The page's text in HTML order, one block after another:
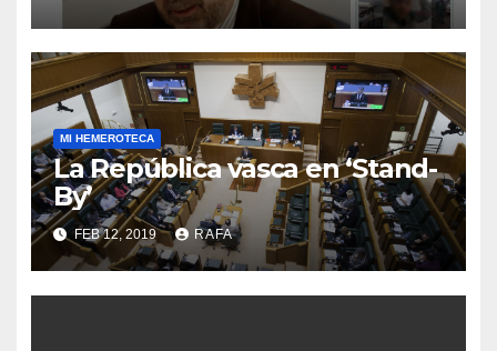
retirarse del conflicto.
MI HEMEROTECA
La República vasca en ‘Stand-
By’
FEB 12, 2019 RAFA